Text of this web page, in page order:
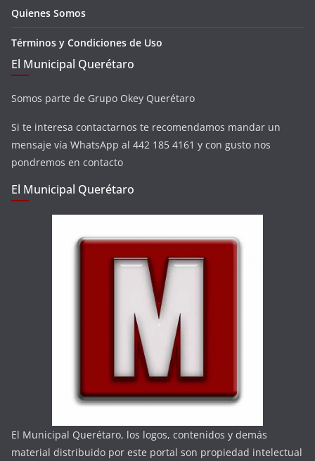
Quienes Somos
Términos y Condiciones de Uso
El Municipal Querétaro
Somos parte de Grupo Okey Querétaro
Si te interesa contactarnos te recomendamos mandar un
mensaje vía WhatsApp al 442 185 4161 y con gusto nos
pondremos en contacto
El Municipal Querétaro
El Municipal Querétaro, los logos, contenidos y demás
material distribuido por este portal son propiedad intelectual